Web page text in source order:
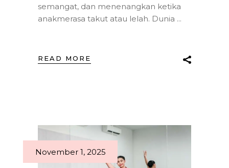
semangat, dan menenangkan ketika
anakmerasa takut atau lelah. Dunia
READ MORE
November 1, 2025